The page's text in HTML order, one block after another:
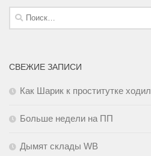
Найти:
СВЕЖИЕ ЗАПИСИ
Как Шарик к проститутке ходил
Больше недели на ПП
Дымят склады WB